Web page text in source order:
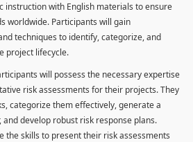
instruction with English materials to ensure
worldwide. Participants will gain
techniques to identify, categorize, and
project lifecycle.
will possess the necessary expertise
risk assessments for their projects. They
categorize them effectively, generate a
develop robust risk response plans.
the skills to present their risk assessments